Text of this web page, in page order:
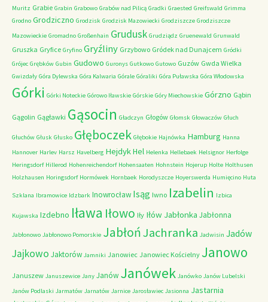
Muritz Grabie Grabin Grabowo Grabów nad Pilicą Gradki Graested Greifswald Grimma
Grodno Grodziczno Grodzisk Grodzisk Mazowiecki Grodziszcze Grodziszcze
Mazowieckie Gromadno Großenhain Grudusk Grudziądz Gruenewald Grunwald
Gruszka Gryfice Gryfino Gryźliny Grzybowo Gródek nad Dunajcem Gródki
Grójec Grębków Gubin Gudowo Guronys Gutkowo Gutowo Guzów Gwda Wielka
Gwizdały Góra Dylewska Góra Kalwaria Górale Góraliki Góra Puławska Góra Włodowska
Górki Górki Noteckie Górowo Iławskie Górskie Góry Miechowskie Górzno Gąbin
Gągolin Gągławki Gąsocin Gładczyn Głogów Głomsk Głowaczów Głuch
Głuchów Głusk Głusko Głęboczek Głębokie Hajnówka Hamburg Hanna
Hannover Harlev Harsz Havelberg HejdykHel Helenka Hellebaek Helsignor Herfolge
Heringsdorf Hillerod Hohenreichendorf Hohensaaten Hohnstein Hojerup Holte Holthusen
Holzhausen Horingsdorf Hormówek Hornbaek Horodyszcze Hoyerswerda Humięcino Huta
Szklana Ibramowice Idzbark Inowrocław Isąg Iwno Izabelin Izbica
Kujawska Izdebno Iława Iłowo Iły Iłów Jabłonka Jabłonna
Jabłonowo Jabłonowo Pomorskie JabłońJachranka Jadwisin Jadów
Jajkowo Jaktorów Jamniki Janowiec Janowiec Kościelny Janowo
Januszew Januszewice Jany Janów Janówek Janówko Janów Lubelski
Janów Podlaski Jarmatów Jarnatów Jarnice Jarosławiec Jasionna Jastarnia